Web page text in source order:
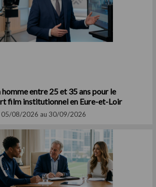
entre 25 et 35 ans pour le
film institutionnel en Eure-et-Loir
05/08/2026 au 30/09/2026